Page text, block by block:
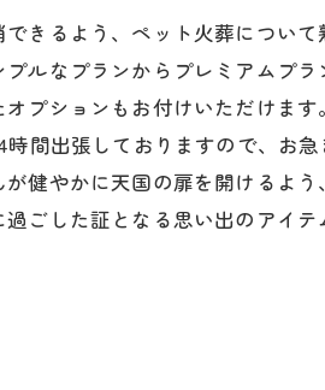
きるよう、ペット火葬につい
ルなプランからプレミアムプ
プションもお付けいただけま
間出張しておりますので、お
健やかに天国の扉を開けるよ
ごした証となる思い出のアイ